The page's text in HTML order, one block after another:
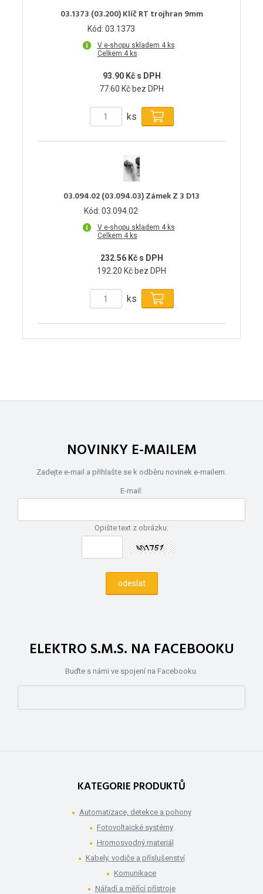
03.1373 (03.200) Klíč RT trojhran 9mm
Kód: 03.1373
V e-shopu skladem 4 ks
Celkem 4 ks
93.90 Kč s DPH
77.60 Kč bez DPH
ks
03.094.02 (03.094.03) Zámek Z 3 D13
Kód: 03.094.02
V e-shopu skladem 4 ks
Celkem 4 ks
232.56 Kč s DPH
192.20 Kč bez DPH
ks
NOVINKY E-MAILEM
Zadejte e-mail a přihlašte se k odběru novinek e-mailem.
E-mail:
Opište text z obrázku:
ELEKTRO S.M.S. NA FACEBOOKU
Buďte s námi ve spojení na Facebooku.
KATEGORIE PRODUKTŮ
Automatizace, detekce a pohony
Fotovoltaické systémy
Hromosvodný materiál
Kabely, vodiče a příslušenství
Komunikace
Nářadí a měřící přístroje